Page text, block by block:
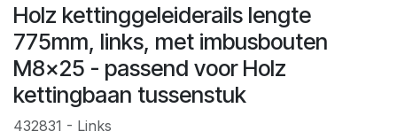
Holz kettinggeleiderails lengte
775mm, links, met imbusbouten
M8x25 - passend voor Holz
kettingbaan tussenstuk
432831 - Links